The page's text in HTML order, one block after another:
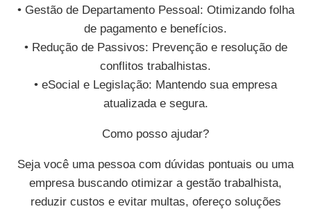
• Gestão de Departamento Pessoal: Otimizando folha
de pagamento e benefícios.
• Redução de Passivos: Prevenção e resolução de
conflitos trabalhistas.
• eSocial e Legislação: Mantendo sua empresa
atualizada e segura.
Como posso ajudar?
Seja você uma pessoa com dúvidas pontuais ou uma
empresa buscando otimizar a gestão trabalhista,
reduzir custos e evitar multas, ofereço soluções